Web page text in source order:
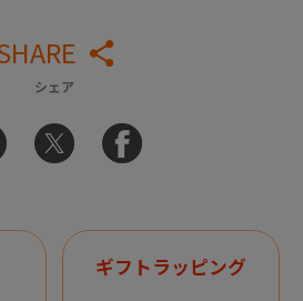
シェア
ギフトラッピング